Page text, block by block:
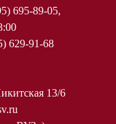
695-89-05,
629-91-68
13/6